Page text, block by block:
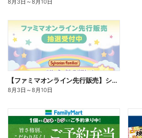
【ファミマオンライン先行販売】シルバニアファミリー
8月3日 ～8月10日